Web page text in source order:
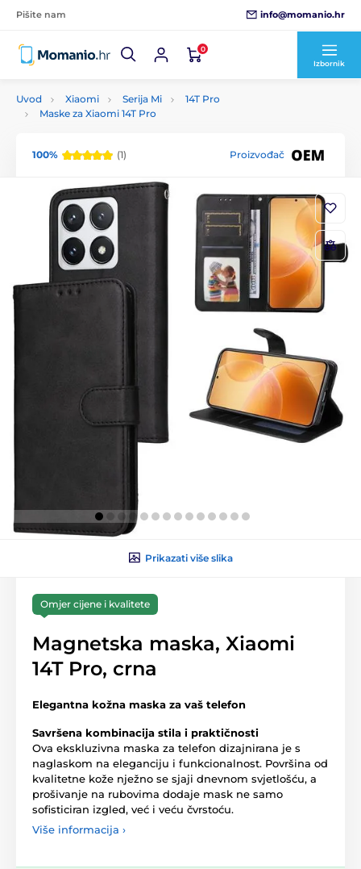
Pišite nam info@momanio.hr
0
Izbornik
Uvod Xiaomi Serija Mi
14T Pro
Maske za Xiaomi 14T Pro
100% (1) Proizvođač
Prikazati više slika
Omjer cijene i kvalitete
Magnetska maska, Xiaomi
14T Pro, crna
Elegantna kožna maska za vaš telefon
Savršena kombinacija stila i praktičnosti
Ova ekskluzivna maska za telefon dizajnirana je s
naglaskom na eleganciju i funkcionalnost. Površina od
kvalitetne kože nježno se sjaji dnevnom svjetlošću, a
prošivanje na rubovima dodaje mask ne samo
sofisticiran izgled, već i veću čvrstoću.
Više informacija ›